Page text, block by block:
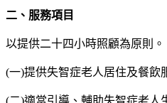
二、服務項目
以提供二十四小時照顧為原則。
(一)提供失智症老人居住及餐飲